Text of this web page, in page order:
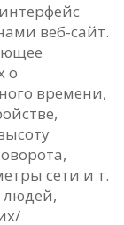
веб-сайт.
о
времени,
сети и т.
людей,